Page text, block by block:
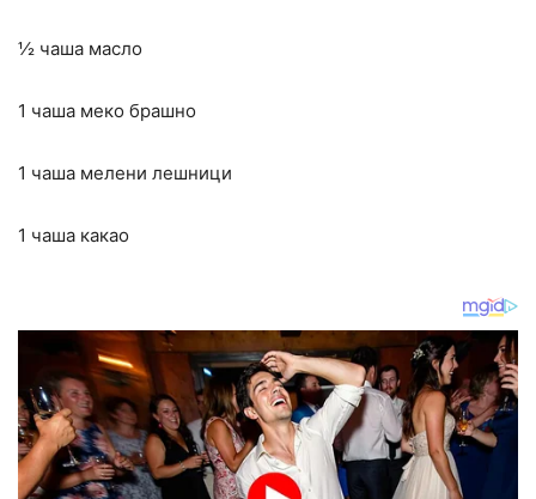
½ чаша масло
1 чаша меко брашно
1 чаша мелени лешници
1 чаша какао